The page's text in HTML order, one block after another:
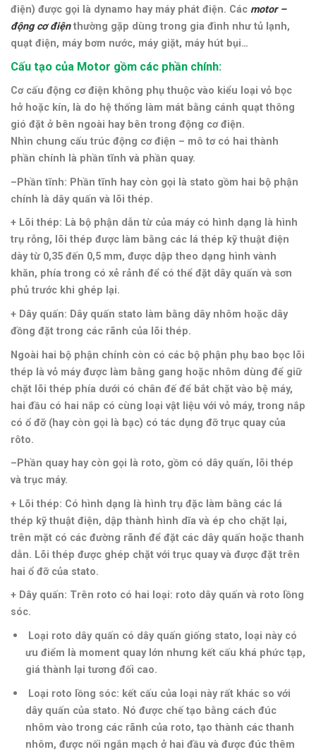
điện) được gọi là dynamo hay máy phát điện. Các motor –
động cơ điệnthường gặp dùng trong gia đình như tủ lạnh,
quạt điện, máy bơm nước, máy giặt, máy hút bụi…
Cấu tạo của Motor gồm các phần chính:
Cơ cấu động cơ điện không phụ thuộc vào kiểu loại vỏ bọc
hở hoặc kín, là do hệ thống làm mát bằng cánh quạt thông
gió đặt ở bên ngoài hay bên trong động cơ điện.
Nhìn chung cấu trúc động cơ điện – mô tơ có hai thành
phần chính là phần tĩnh và phần quay.
– Phần tĩnh: Phần tĩnh hay còn gọi là stato gồm hai bộ phận
chính là dây quấn và lõi thép.
+ Lõi thép: Là bộ phận dẫn từ của máy có hình dạng là hình
trụ rỗng, lõi thép được làm bằng các lá thép kỹ thuật điện
dày từ 0,35 đến 0,5 mm, được dập theo dạng hình vành
khăn, phía trong có xẻ rảnh để có thể đặt dây quấn và sơn
phủ trước khi ghép lại.
+ Dây quấn: Dây quấn stato làm bằng dây nhôm hoặc dây
đồng đặt trong các rãnh của lõi thép.
Ngoài hai bộ phận chính còn có các bộ phận phụ bao bọc lõi
thép là vỏ máy được làm bằng gang hoặc nhôm dùng để giữ
chặt lõi thép phía dưới có chân đế để bắt chặt vào bệ máy,
hai đầu có hai nắp có cùng loại vật liệu với vỏ máy, trong nắp
có ổ đỡ (hay còn gọi là bạc) có tác dụng đỡ trục quay của
rôto.
– Phần quayhay còn gọi là roto, gồm có dây quấn, lõi thép
và trục máy.
+ Lõi thép: Có hình dạng là hình trụ đặc làm bằng các lá
thép kỹ thuật điện, dập thành hình dĩa và ép cho chặt lại,
trên mặt có các đường rãnh để đặt các dây quấn hoặc thanh
dẫn. Lõi thép được ghép chặt với trục quay và được đặt trên
hai ổ đỡ của stato.
+ Dây quấn: Trên roto có hai loại: roto dây quấn và roto lồng
sóc.
Loại roto dây quấn có dây quấn giống stato, loại này có
ưu điểm là moment quay lớn nhưng kết cấu khá phức tạp,
giá thành lại tương đối cao.
Loại roto lồng sóc: kết cấu của loại này rất khác so với
dây quấn của stato. Nó được chế tạo bằng cách đúc
nhôm vào trong các rãnh của roto, tạo thành các thanh
nhôm, được nối ngắn mạch ở hai đầu và được đúc thêm